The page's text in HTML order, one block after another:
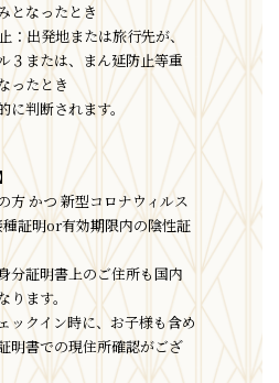
となったとき
：出発地または旅行先が、
３または、まん延防止等重
ったとき
に判断されます。
方 かつ 新型コロナウィルス
証明or有効期限内の陰性証
分証明書上のご住所も国内
ます。
ックイン時に、お子様も含め
明書での現住所確認がござ